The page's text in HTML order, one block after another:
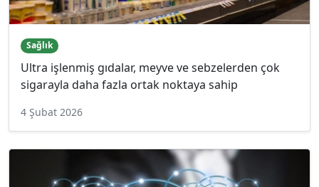
Sağlık
Ultra işlenmiş gıdalar, meyve ve sebzelerden çok
sigarayla daha fazla ortak noktaya sahip
4 Şubat 2026